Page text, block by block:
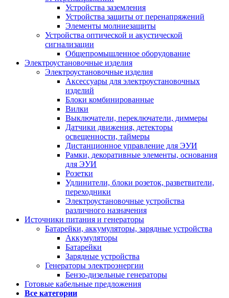
Устройства заземления
Устройства защиты от перенапряжений
Элементы молниезащиты
Устройства оптической и акустической
сигнализации
Общепромышленное оборудование
Электроустановочные изделия
Электроустановочные изделия
Аксессуары для электроустановочных
изделий
Блоки комбинированные
Вилки
Выключатели, переключатели, диммеры
Датчики движения, детекторы
освещенности, таймеры
Дистанционное управление для ЭУИ
Рамки, декоративные элементы, основания
для ЭУИ
Розетки
Удлинители, блоки розеток, разветвители,
переходники
Электроустановочные устройства
различного назначения
Источники питания и генераторы
Батарейки, аккумуляторы, зарядные устройства
Аккумуляторы
Батарейки
Зарядные устройства
Генераторы электроэнергии
Бензо-дизельные генераторы
Готовые кабельные предложения
Все категории